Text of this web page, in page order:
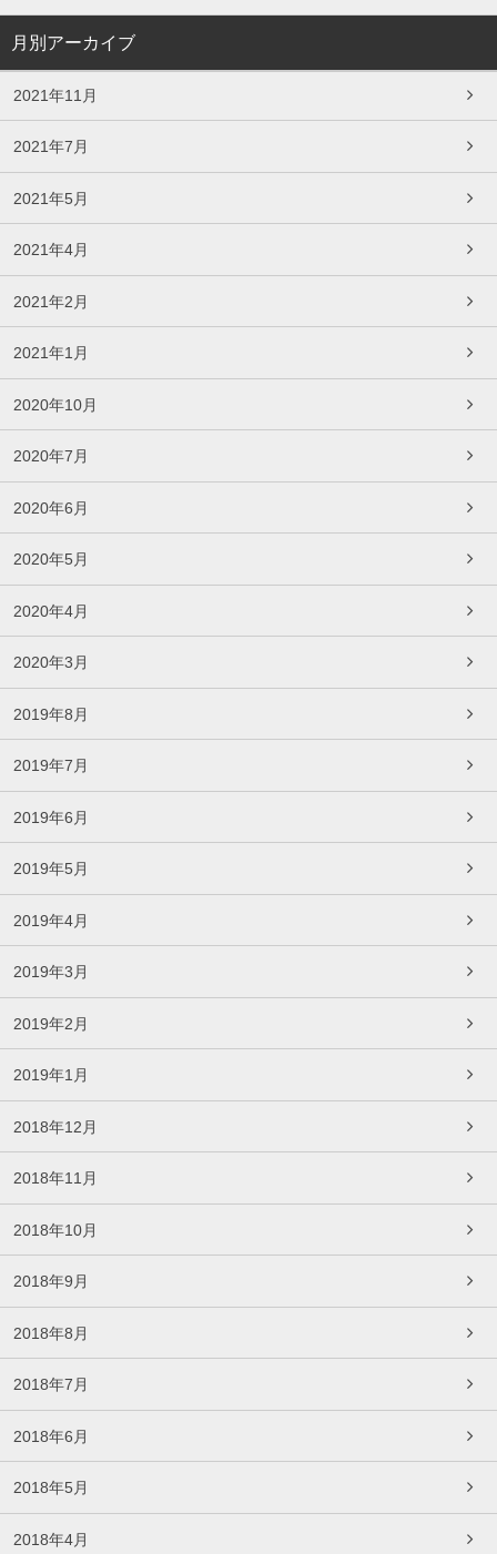
月別アーカイブ
2021年11月
2021年7月
2021年5月
2021年4月
2021年2月
2021年1月
2020年10月
2020年7月
2020年6月
2020年5月
2020年4月
2020年3月
2019年8月
2019年7月
2019年6月
2019年5月
2019年4月
2019年3月
2019年2月
2019年1月
2018年12月
2018年11月
2018年10月
2018年9月
2018年8月
2018年7月
2018年6月
2018年5月
2018年4月